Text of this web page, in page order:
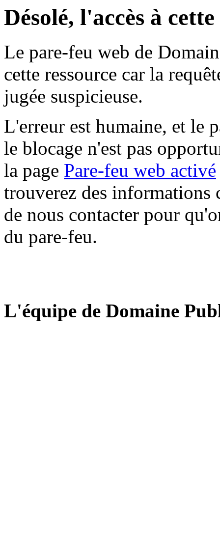
Désolé, l'accès à
Le pare-feu web de
cette ressource car la
jugée suspicieuse.
L'erreur est humaine, et le
le blocage n'est pas
la page Pare-feu web activé
trouverez des informations
de nous contacter pour
du pare-feu.
L'équipe de Domaine